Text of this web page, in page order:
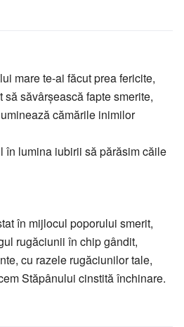
mare te-ai făcut prea fericite,
săvârșească fapte smerite,
cămările inimilor
în lumina iubirii să părăsim căile
în mijlocul poporului smerit,
rugăciunii în chip gândit,
cu razele rugăciunilor tale,
Stăpânului cinstită închinare.